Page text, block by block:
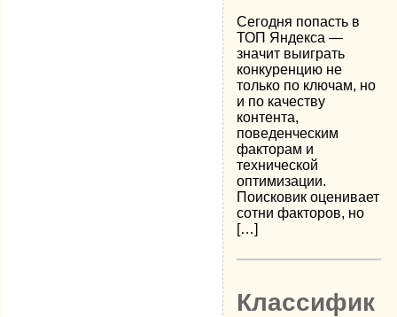
Сегодня попасть в
ТОП Яндекса —
значит выиграть
конкуренцию не
только по ключам, но
и по качеству
контента,
поведенческим
факторам и
технической
оптимизации.
Поисковик оценивает
сотни факторов, но
[…]
Классифик